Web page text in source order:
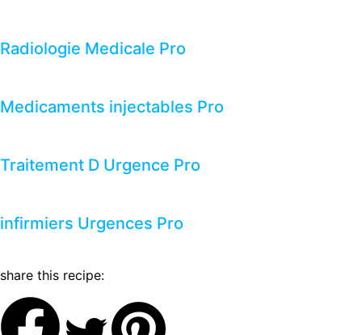
Radiologie Medicale Pro
Medicaments injectables Pro
Traitement D Urgence Pro
infirmiers Urgences Pro
share this recipe: